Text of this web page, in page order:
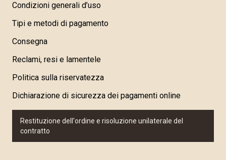
Condizioni generali d’uso
Tipi e metodi di pagamento
Consegna
Reclami, resi e lamentele
Politica sulla riservatezza
Dichiarazione di sicurezza dei pagamenti online
Restituzione dell'ordine e risoluzione unilaterale del
contratto